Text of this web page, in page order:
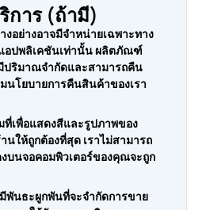
การ (ถ้ามี)
อย่างอาจมีจำหน่ายเฉพาะทาง
อปพลิเคชันเท่านั้น ผลิตภัณฑ์
ปริมาณจำกัดและสามารถคืน
นโยบายการคืนสินค้าของเรา
ที่เพื่อแสดงสีและรูปภาพของ
ให้ถูกต้องที่สุด เราไม่สามารถ
บนจอคอมพิวเตอร์ของคุณจะถูก
พันธะผูกพันที่จะจำกัดการขาย